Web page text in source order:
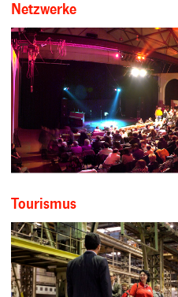
Netzwerke
Tourismus